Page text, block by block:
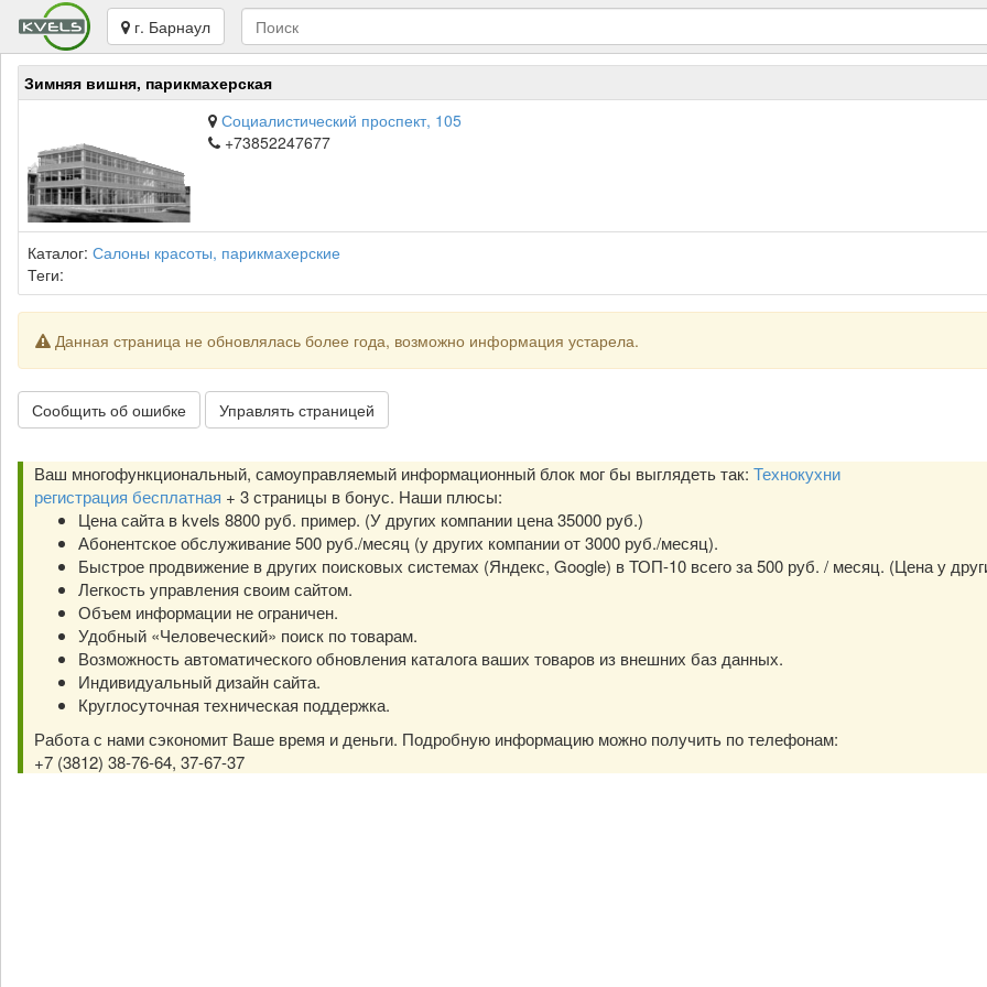
г. Барнаул
Зимняя вишня, парикмахерская
Социалистический проспект, 105
+73852247677
Каталог: Салоны красоты, парикмахерские
Теги:
Данная страница не обновлялась более года, возможно информация устарела.
Сообщить об ошибке Управлять страницей
Ваш многофункциональный, самоуправляемый информационный блок мог бы выглядеть так: Технокухни
регистрация бесплатная + 3 страницы в бонус. Наши плюсы:
Цена сайта в kvels 8800 руб. пример. (У других компании цена 35000 руб.)
Абонентское обслуживание 500 руб./месяц (у других компании от 3000 руб./месяц).
Быстрое продвижение в других поисковых системах (Яндекс, Google) в ТОП-10 всего за 500 руб. / месяц. (Цена у
Легкость управления своим сайтом.
Объем информации не ограничен.
Удобный «Человеческий» поиск по товарам.
Возможность автоматического обновления каталога ваших товаров из внешних баз данных.
Индивидуальный дизайн сайта.
Круглосуточная техническая поддержка.
Работа с нами сэкономит Ваше время и деньги. Подробную информацию можно получить по телефонам:
+7 (3812) 38-76-64, 37-67-37